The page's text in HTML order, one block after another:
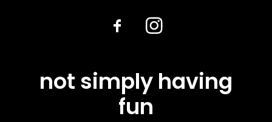
not simply having
fun